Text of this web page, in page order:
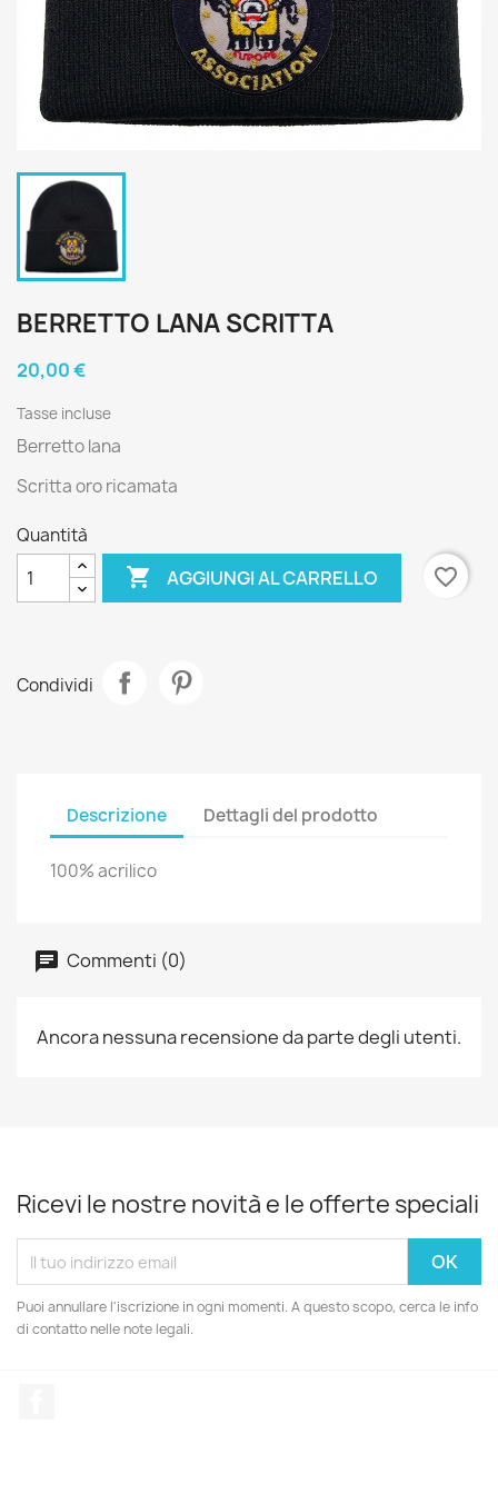
BERRETTO LANA SCRITTA
20,00 €
Tasse incluse
Berretto lana
Scritta oro ricamata
Quantità
 AGGIUNGI AL CARRELLO favorite_border
Condividi
Descrizione Dettagli del prodotto
100% acrilico
Commenti (0)
Ancora nessuna recensione da parte degli utenti.
Ricevi le nostre novità e le offerte speciali
Puoi annullare l'iscrizione in ogni momenti. A questo scopo, cerca le info
di contatto nelle note legali.